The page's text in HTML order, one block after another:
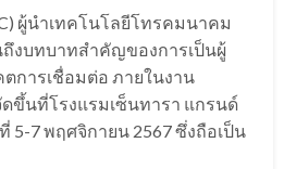
ผู้นำเทคโนโลยีโทรคมนาคม
ถึงบทบาทสำคัญของการเป็นผู้
การเชื่อมต่อ ภายในงาน
ดขึ้นที่โรงแรมเซ็นทารา แกรนด์
5-7 พฤศจิกายน 2567 ซึ่งถือเป็น